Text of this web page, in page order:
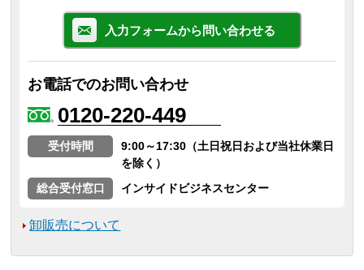
入力フォームから問い合わせる
お電話でのお問い合わせ
0120-220-449
受付時間
9:00～17:30（土日祝日および当社休業日
を除く）
総合受付窓口
インサイドビジネスセンター
卸販売について